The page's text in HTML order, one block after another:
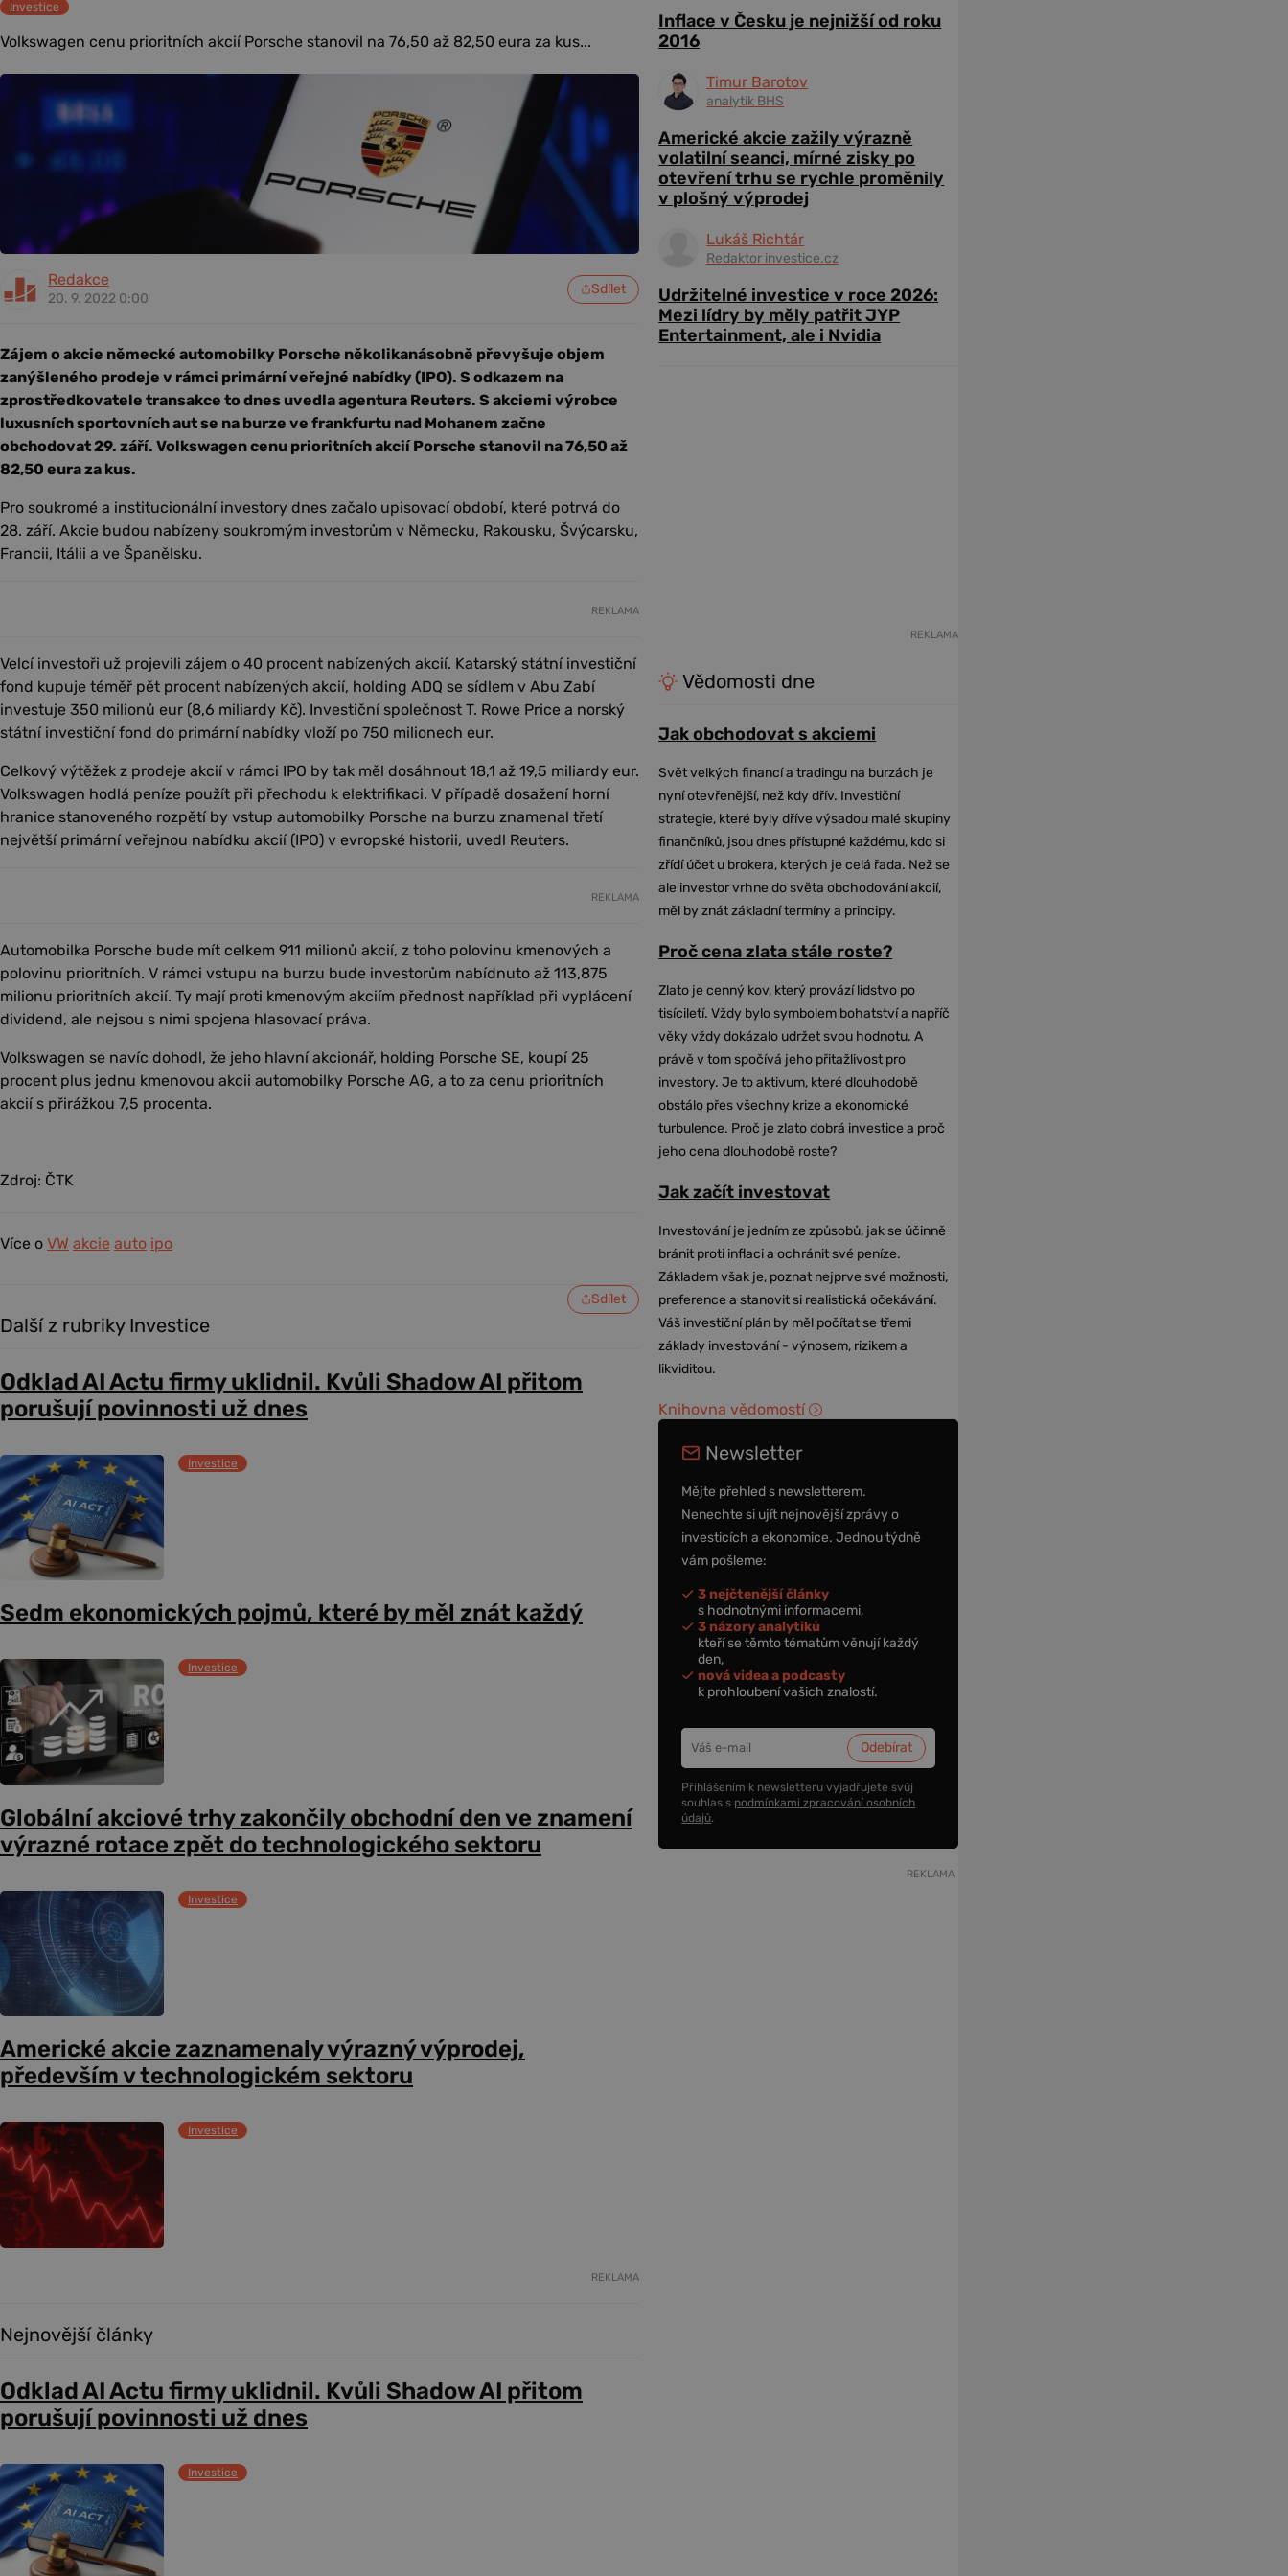
Investice
Volkswagen cenu prioritních akcií Porsche stanovil na 76,50 až 82,50 eura za kus...
Redakce
20. 9. 2022 0:00
Sdílet
Zájem o akcie německé automobilky Porsche několikanásobně převyšuje objem
zanýšleného prodeje v rámci primární veřejné nabídky (IPO). S odkazem na
zprostředkovatele transakce to dnes uvedla agentura Reuters. S akciemi výrobce
luxusních sportovních aut se na burze ve frankfurtu nad Mohanem začne
obchodovat 29. září. Volkswagen cenu prioritních akcií Porsche stanovil na 76,50 až
82,50 eura za kus.
Pro soukromé a institucionální investory dnes začalo upisovací období, které potrvá do
28. září. Akcie budou nabízeny soukromým investorům v Německu, Rakousku, Švýcarsku,
Francii, Itálii a ve Španělsku.
REKLAMA
Velcí investoři už projevili zájem o 40 procent nabízených akcií. Katarský státní investiční
fond kupuje téměř pět procent nabízených akcií, holding ADQ se sídlem v Abu Zabí
investuje 350 milionů eur (8,6 miliardy Kč). Investiční společnost T. Rowe Price a norský
státní investiční fond do primární nabídky vloží po 750 milionech eur.
Celkový výtěžek z prodeje akcií v rámci IPO by tak měl dosáhnout 18,1 až 19,5 miliardy eur.
Volkswagen hodlá peníze použít při přechodu k elektrifikaci. V případě dosažení horní
hranice stanoveného rozpětí by vstup automobilky Porsche na burzu znamenal třetí
největší primární veřejnou nabídku akcií (IPO) v evropské historii, uvedl Reuters.
REKLAMA
Automobilka Porsche bude mít celkem 911 milionů akcií, z toho polovinu kmenových a
polovinu prioritních. V rámci vstupu na burzu bude investorům nabídnuto až 113,875
milionu prioritních akcií. Ty mají proti kmenovým akciím přednost například při vyplácení
dividend, ale nejsou s nimi spojena hlasovací práva.
Volkswagen se navíc dohodl, že jeho hlavní akcionář, holding Porsche SE, koupí 25
procent plus jednu kmenovou akcii automobilky Porsche AG, a to za cenu prioritních
akcií s přirážkou 7,5 procenta.
Zdroj: ČTK
Více o VW akcie auto ipo
Sdílet
Další z rubriky Investice
Odklad AI Actu firmy uklidnil. Kvůli Shadow AI přitom
porušují povinnosti už dnes
Investice
Sedm ekonomických pojmů, které by měl znát každý
Investice
Globální akciové trhy zakončily obchodní den ve znamení
výrazné rotace zpět do technologického sektoru
Investice
Americké akcie zaznamenaly výrazný výprodej,
především v technologickém sektoru
Investice
REKLAMA
Nejnovější články
Odklad AI Actu firmy uklidnil. Kvůli Shadow AI přitom
porušují povinnosti už dnes
Investice
Inflace v Česku je nejnižší od roku
2016
Timur Barotov
analytik BHS
Americké akcie zažily výrazně
volatilní seanci, mírné zisky po
otevření trhu se rychle proměnily
v plošný výprodej
Lukáš Richtár
Redaktor investice.cz
Udržitelné investice v roce 2026:
Mezi lídry by měly patřit JYP
Entertainment, ale i Nvidia
REKLAMA
Vědomosti dne
Jak obchodovat s akciemi
Svět velkých financí a tradingu na burzách je
nyní otevřenější, než kdy dřív. Investiční
strategie, které byly dříve výsadou malé skupiny
finančníků, jsou dnes přístupné každému, kdo si
zřídí účet u brokera, kterých je celá řada. Než se
ale investor vrhne do světa obchodování akcií,
měl by znát základní termíny a principy.
Proč cena zlata stále roste?
Zlato je cenný kov, který provází lidstvo po
tisíciletí. Vždy bylo symbolem bohatství a napříč
věky vždy dokázalo udržet svou hodnotu. A
právě v tom spočívá jeho přitažlivost pro
investory. Je to aktivum, které dlouhodobě
obstálo přes všechny krize a ekonomické
turbulence. Proč je zlato dobrá investice a proč
jeho cena dlouhodobě roste?
Jak začít investovat
Investování je jedním ze způsobů, jak se účinně
bránit proti inflaci a ochránit své peníze.
Základem však je, poznat nejprve své možnosti,
preference a stanovit si realistická očekávání.
Váš investiční plán by měl počítat se třemi
základy investování - výnosem, rizikem a
likviditou.
Knihovna vědomostí
Newsletter
Mějte přehled s newsletterem.
Nenechte si ujít nejnovější zprávy o
investicích a ekonomice. Jednou týdně
vám pošleme:
3 nejčtenější články
s hodnotnými informacemi,
3 názory analytiků
kteří se těmto tématům věnují každý
den,
nová videa a podcasty
k prohloubení vašich znalostí.
Přihlášením k newsletteru vyjadřujete svůj
souhlas s podmínkami zpracování osobních
údajů.
REKLAMA